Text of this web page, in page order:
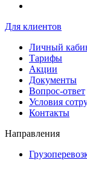
Для клиентов
Личный
Тарифы
Акции
Документы
Вопрос-ответ
Условия
Контакты
Направления